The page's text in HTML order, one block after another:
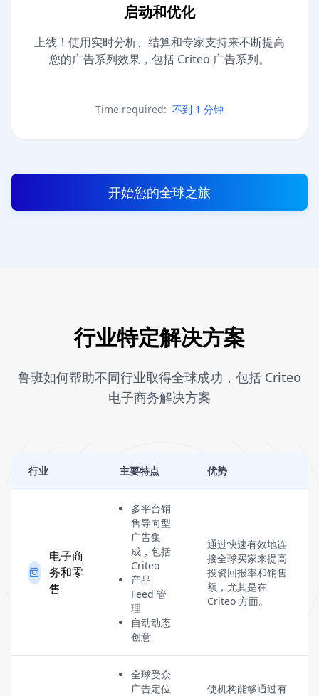
启动和优化
上线！使用实时分析、结算和专家支持来不断提高
您的广告系列效果，包括 Criteo 广告系列。
Time required: 不到 1 分钟
开始您的全球之旅
行业特定解决方案
鲁班如何帮助不同行业取得全球成功，包括 Criteo
电子商务解决方案
行业 主要特点 优势
电子商
务和零
售
多平台销
售导向型
广告集
成，包括
Criteo
产品
Feed 管
理
自动动态
创意
通过快速有效地连
接全球买家来提高
投资回报率和销售
额，尤其是在
Criteo 方面。
全球受众
广告定位
使机构能够通过有